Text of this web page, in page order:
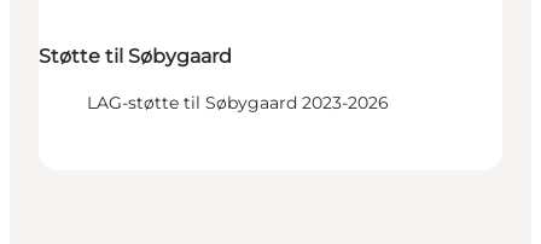
Støtte til Søbygaard
LAG-støtte til Søbygaard 2023-2026